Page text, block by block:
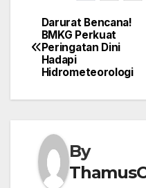
Post
navigation
Darurat Bencana!
BMKG Perkuat
Peringatan Dini
Hadapi
Hidrometeorologi
By